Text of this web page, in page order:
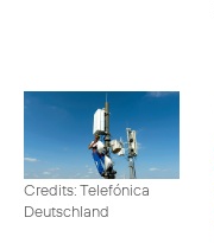
Credits: Telefónica
Deutschland